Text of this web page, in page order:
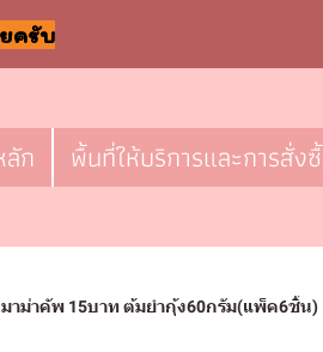
ครับ
ก พื้นที่ให้บริการและการสั่ง
มาม่าคัพ 15บาท ต้มยำกุ้ง60กรัม(แพ็ค6ชิ้น)